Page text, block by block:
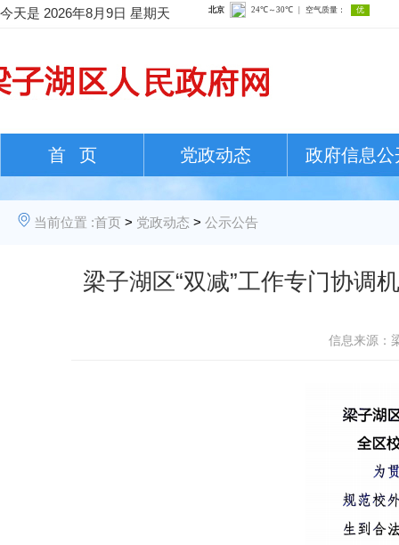
今天是 2026年8月9日 星期天
首 页 党政动态 政府信息公
当前位置 :首页 > 党政动态 > 公示公告
梁子湖区“双减”工作专门协调
信息来源：